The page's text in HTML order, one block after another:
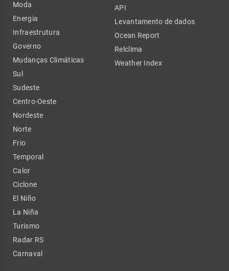
Moda
Energia
Infraestrutura
Governo
Mudanças Climáticas
Sul
Sudeste
Centro-Oeste
Nordeste
Norte
Frio
Temporal
Calor
Ciclone
El Niño
La Niña
Turismo
Radar RS
Carnaval
API
Levantamento de dados
Ocean Report
Relclima
Weather Index